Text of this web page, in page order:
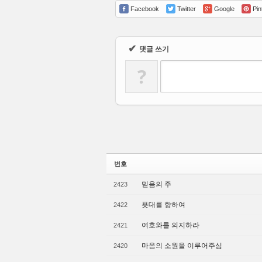
Facebook Twitter Google
✔ 댓글 쓰기
?
번호
2423 믿음의 주
2422 푯대를 향하여
2421 여호와를 의지하라
2420 마음의 소원을 이루어주심